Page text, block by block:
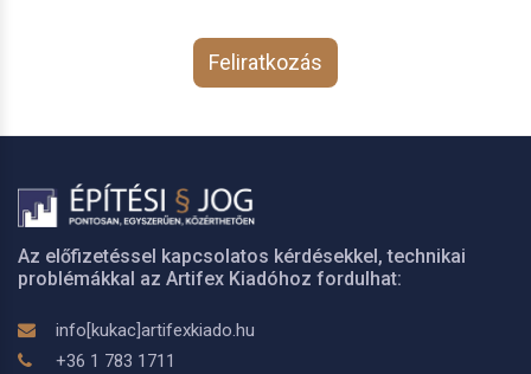
Feliratkozás
Az előfizetéssel kapcsolatos kérdésekkel, technikai
problémákkal az Artifex Kiadóhoz fordulhat:
info[kukac]artifexkiado.hu
+36 1 783 1711